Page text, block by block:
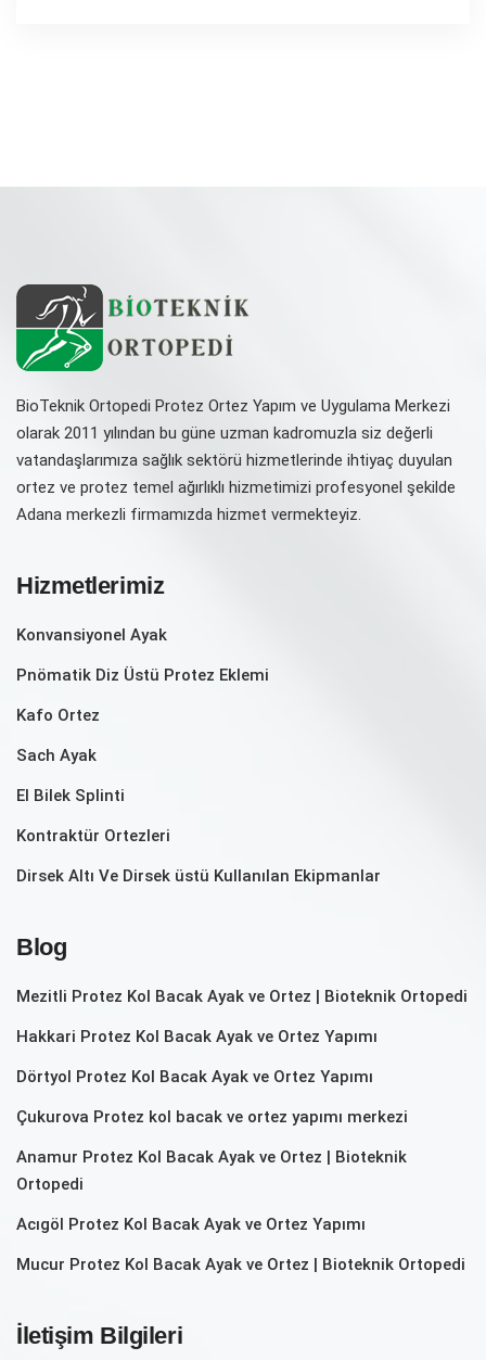
BioTeknik Ortopedi Protez Ortez Yapım ve Uygulama Merkezi
olarak 2011 yılından bu güne uzman kadromuzla siz değerli
vatandaşlarımıza sağlık sektörü hizmetlerinde ihtiyaç duyulan
ortez ve protez temel ağırlıklı hizmetimizi profesyonel şekilde
Adana merkezli firmamızda hizmet vermekteyiz.
Hizmetlerimiz
Konvansiyonel Ayak
Pnömatik Diz Üstü Protez Eklemi
Kafo Ortez
Sach Ayak
El Bilek Splinti
Kontraktür Ortezleri
Dirsek Altı Ve Dirsek üstü Kullanılan Ekipmanlar
Blog
Mezitli Protez Kol Bacak Ayak ve Ortez | Bioteknik Ortopedi
Hakkari Protez Kol Bacak Ayak ve Ortez Yapımı
Dörtyol Protez Kol Bacak Ayak ve Ortez Yapımı
Çukurova Protez kol bacak ve ortez yapımı merkezi
Anamur Protez Kol Bacak Ayak ve Ortez | Bioteknik
Ortopedi
Acıgöl Protez Kol Bacak Ayak ve Ortez Yapımı
Mucur Protez Kol Bacak Ayak ve Ortez | Bioteknik Ortopedi
İletişim Bilgileri